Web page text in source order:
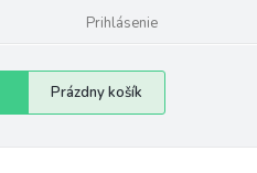
Prihlásenie
Nákupný
košík
Prázdny košík